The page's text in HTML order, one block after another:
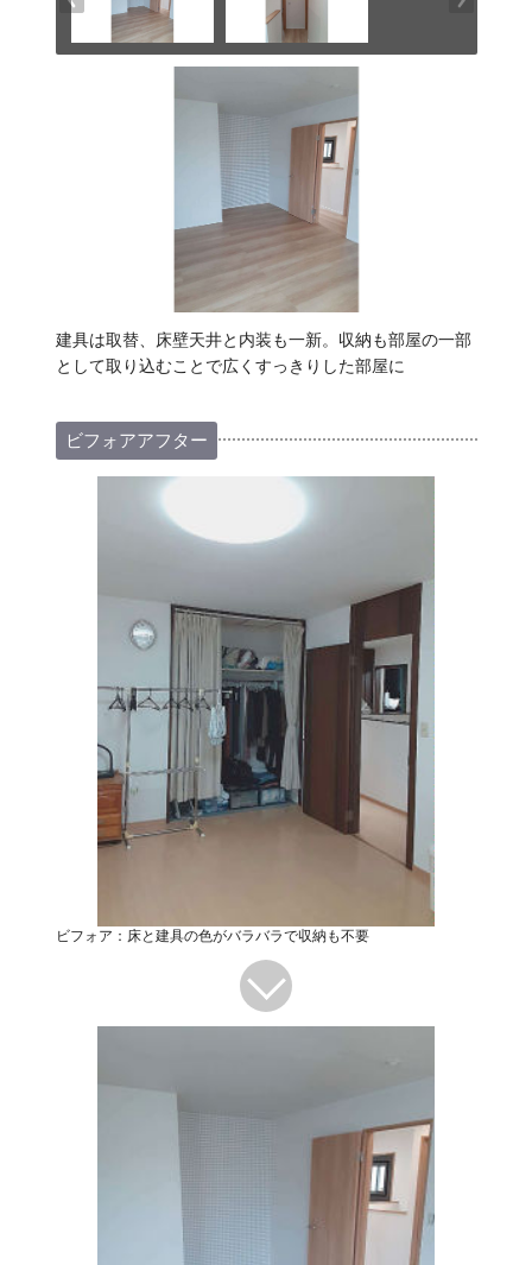
建具は取替、床壁天井と内装も一新。収納も部屋の一部
として取り込むことで広くすっきりした部屋に
ビフォアアフター
ビフォア：床と建具の色がバラバラで収納も不要